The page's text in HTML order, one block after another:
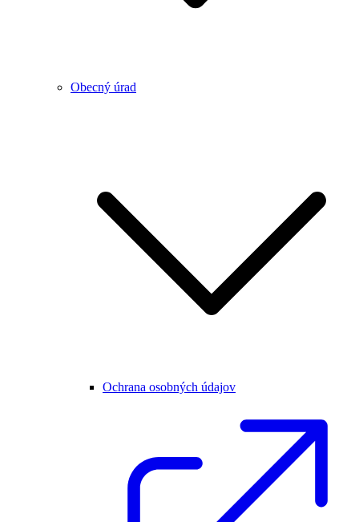
Obecný úrad
Ochrana osobných údajov